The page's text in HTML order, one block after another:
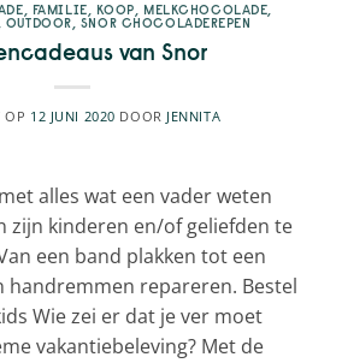
, FAMILIE, KOOP, MELKCHOCOLADE,
, OUTDOOR, SNOR CHOCOLADEREPEN
van Snor
OP 12 JUNI 2020 DOOR JENNITA
alles wat een vader weten
zijn kinderen en/of geliefden te
een band plakken tot een
handremmen repareren. Bestel
Wie zei er dat je ver moet
vakantiebeleving? Met de